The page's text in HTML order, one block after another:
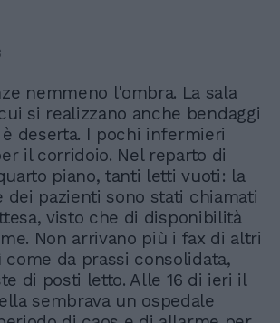
nemmeno l'ombra. La sala
si realizzano anche bendaggi
deserta. I pochi infermieri
il corridoio. Nel reparto di
piano, tanti letti vuoti: la
dei pazienti sono stati chiamati
visto che di disponibilità
Non arrivano più i fax di altri
come da prassi consolidata,
di posti letto. Alle 16 di ieri il
sembrava un ospedale